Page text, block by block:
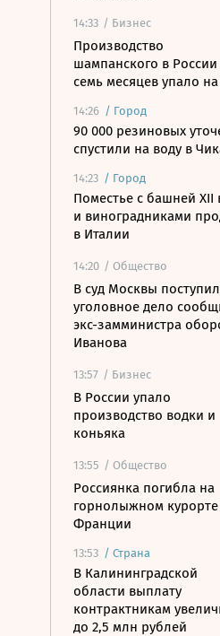
14:33 / Бизнес
Производство
шампанского в России
семь месяцев упало на
14:26 / Город
90 000 резиновых
спустили на воду в
14:23 / Город
Поместье с башней XII
и виноградниками
в Италии
14:20 / Общество
В суд Москвы
уголовное дело
экс-замминистра
Иванова
13:57 / Бизнес
В России упало
производство водки и
коньяка
13:55 / Общество
Россиянка погибла на
горнолыжном курорте
Франции
13:53 / Страна
В Калининградской
области выплату
контрактникам
до 2,5 млн рублей